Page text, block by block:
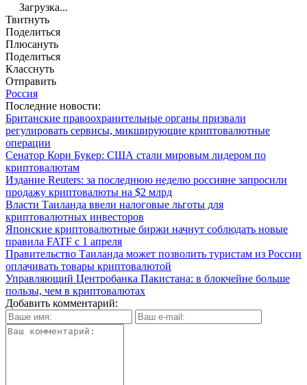
Загрузка...
Твитнуть
Поделиться
Плюсануть
Поделиться
Класснуть
Отправить
Россия
Последние новости:
Британские правоохранительные органы призвали
регулировать сервисы, микширующие криптовалютные
операции
Сенатор Кори Букер: США стали мировым лидером по
криптовалютам
Издание Reuters: за последнюю неделю россияне запросили
продажу криптовалюты на $2 млрд
Власти Таиланда ввели налоговые льготы для
криптовалютных инвесторов
Японские криптовалютные биржи начнут соблюдать новые
правила FATF с 1 апреля
Правительство Таиланда может позволить туристам из России
оплачивать товары криптовалютой
Управляющий Центробанка Пакистана: в блокчейне больше
пользы, чем в криптовалютах
Добавить комментарий: